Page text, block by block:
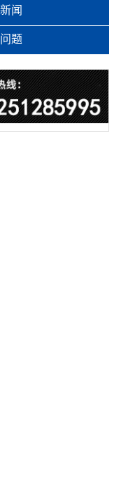
闻
题